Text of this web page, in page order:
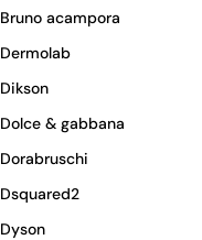
Bruno acampora
Dermolab
Dikson
Dolce & gabbana
Dorabruschi
Dsquared2
Dyson